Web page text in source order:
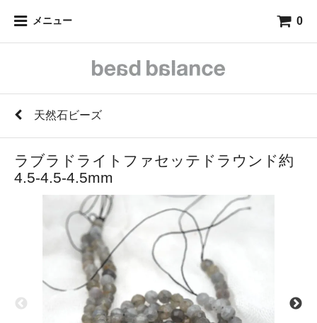
メニュー 0
天然石ビーズ
ラブラドライトファセッテドラウンド約
4.5-4.5-4.5mm